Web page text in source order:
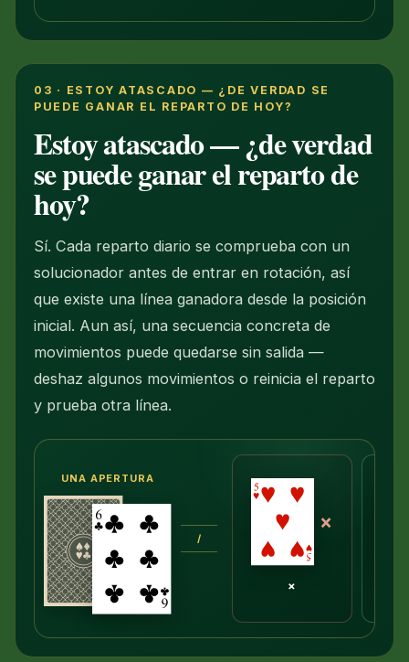
03 · ESTOY ATASCADO — ¿DE VERDAD SE
PUEDE GANAR EL REPARTO DE HOY?
Estoy atascado — ¿de verdad
se puede ganar el reparto de
hoy?
Sí. Cada reparto diario se comprueba con un
solucionador antes de entrar en rotación, así
que existe una línea ganadora desde la posición
inicial. Aun así, una secuencia concreta de
movimientos puede quedarse sin salida —
deshaz algunos movimientos o reinicia el reparto
y prueba otra línea.
UNA APERTURA
/
×
×